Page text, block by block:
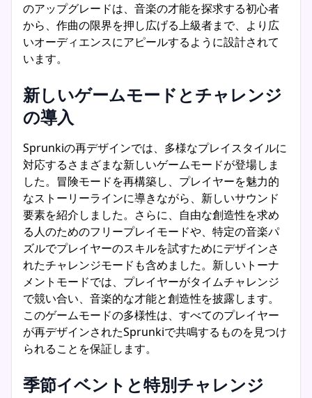
のアップグレードは、音楽の才能を探求する初心者
から、作曲の限界を押し広げる上級者まで、より広
いオーディエンスにアピールするように設計されて
います。
新しいゲームモードとチャレンジ
の導入
Sprunkiの再デザインでは、多様なプレイスタイルに
対応するさまざまな新しいゲームモードが登場しま
した。冒険モードを再構築し、プレイヤーを魅力的
なストーリーラインに導きながら、新しいサウンド
要素を紹介しました。さらに、自由な創造性を求め
る人のためのフリープレイモードや、特定の音楽パ
ズルでプレイヤーのスキルを試すためにデザインさ
れたチャレンジモードも含めました。新しいトーナ
メントモードでは、プレイヤーがタイムチャレンジ
で競い合い、音楽的な才能と創造性を披露します。
このゲームモードの多様性は、すべてのプレイヤー
が再デザインされたSprunkiで共鳴するものを見つけ
られることを保証します。
季節イベントと特別チャレンジ